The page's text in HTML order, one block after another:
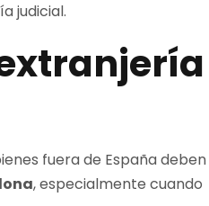
judicial.
fuera de España deben
, especialmente cuando